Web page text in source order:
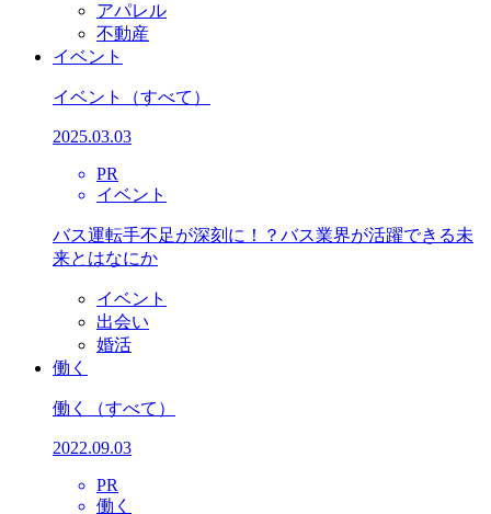
アパレル
不動産
イベント
イベント （すべて）
2025.03.03
PR
イベント
バス運転手不足が深刻に！？バス業界が活躍できる未
来とはなにか
イベント
出会い
婚活
働く
働く （すべて）
2022.09.03
PR
働く